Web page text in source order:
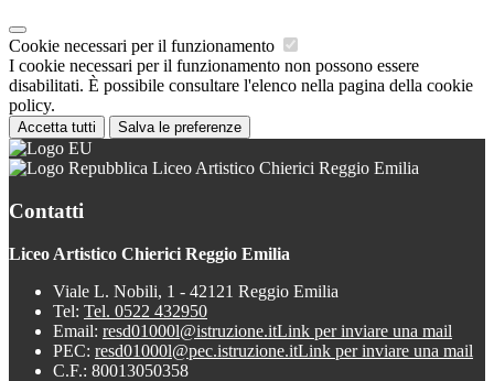
Cookie necessari per il funzionamento
I cookie necessari per il funzionamento non possono essere
disabilitati. È possibile consultare l'elenco nella pagina della cookie
policy.
Accetta tutti Salva le preferenze
Liceo Artistico Chierici Reggio Emilia
Contatti
Liceo Artistico Chierici Reggio Emilia
Viale L. Nobili, 1 - 42121 Reggio Emilia
Tel: Tel. 0522 432950
Email: resd01000l@istruzione.itLink per inviare una mail
PEC: resd01000l@pec.istruzione.itLink per inviare una mail
C.F.: 80013050358